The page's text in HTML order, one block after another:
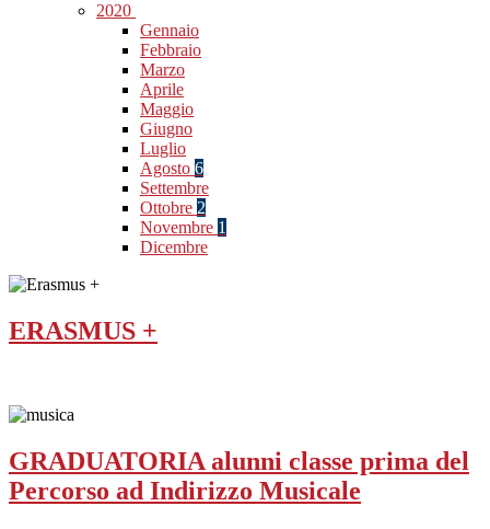
2020
Gennaio
Febbraio
Marzo
Aprile
Maggio
Giugno
Luglio
Agosto 6
Settembre
Ottobre 2
Novembre 1
Dicembre
ERASMUS +
GRADUATORIA alunni classe prima del
Percorso ad Indirizzo Musicale